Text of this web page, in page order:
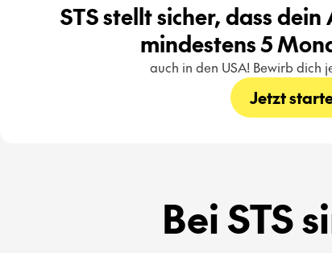
STS stellt sicher, dass
mindestens 5
auch in den USA! Bewirb dich
Jetzt
Bei STS